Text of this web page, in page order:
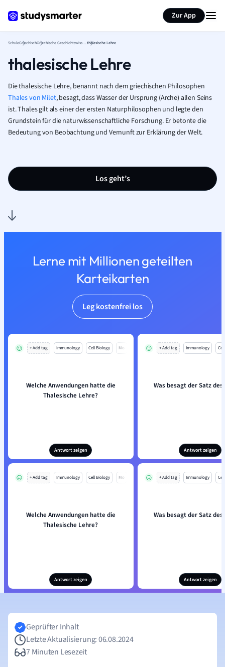
Zur App
SchuleGriechisch Griechische Geschichtswissenschaftthalesische Lehre
thalesische Lehre
Die thalesische Lehre, benannt nach dem griechischen Philosophen
Thales von Milet, besagt, dass Wasser der Ursprung (Arche) allen Seins
ist. Thales gilt als einer der ersten Naturphilosophen und legte den
Grundstein für die naturwissenschaftliche Forschung. Er betonte die
Bedeutung von Beobachtung und Vernunft zur Erklärung der Welt.
Los geht’s
Lerne mit Millionen geteilten
Karteikarten
Leg kostenfrei los
+ Add tag Immunology Cell Biology Mo
Welche Anwendungen hatte die
Thalesische Lehre?
Antwort zeigen
+ Add tag Immunology
Was besagt der Satz des
Antwort zeigen
+ Add tag Immunology Cell Biology Mo
Welche Anwendungen hatte die
Thalesische Lehre?
Antwort zeigen
+ Add tag Immunology
Was besagt der Satz des
Antwort zeigen
Seite zusammenfassen
Geprüfter Inhalt
Letzte Aktualisierung: 06.08.2024
7 Minuten Lesezeit